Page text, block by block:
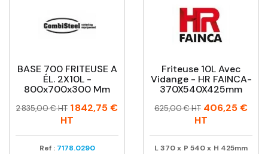
BASE 700 FRITEUSE A
ÉL. 2X10L -
800x700x300 Mm
Prix
Prix
2 835,00 € HT 1 842,75 €
HT
Ref : 7178.0290
Friteuse 10L Avec
Vidange - HR FAINCA-
370X540X425mm
Prix
Prix
625,00 € HT 406,25 €
HT
L370x P 540x H 425mm